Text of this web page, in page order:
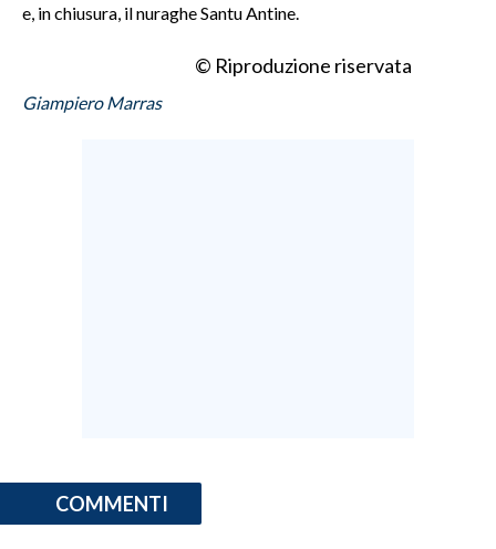
e, in chiusura, il nuraghe Santu Antine.
© Riproduzione riservata
Giampiero Marras
COMMENTI